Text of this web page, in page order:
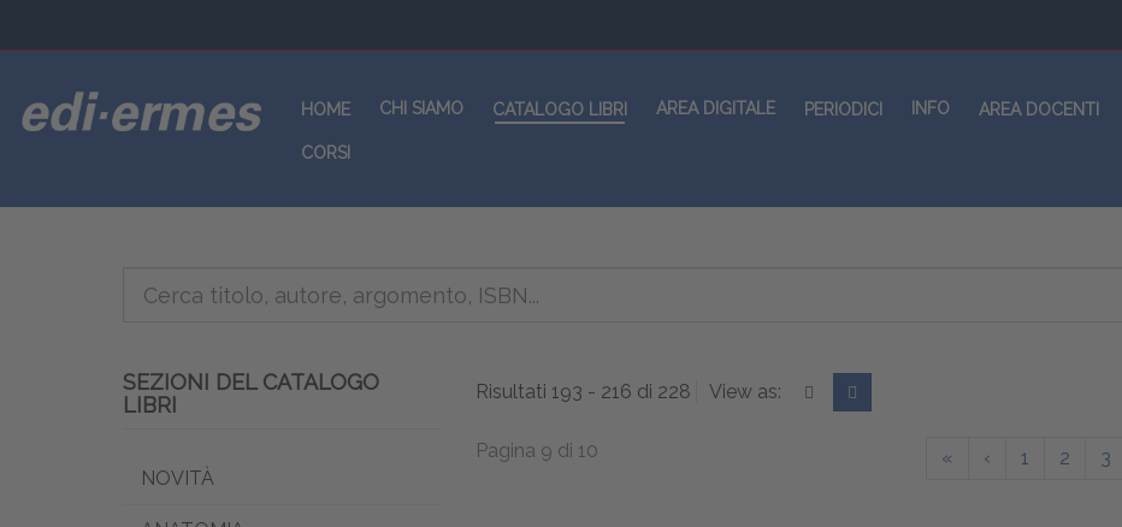
HOME CHI SIAMO CATALOGO LIBRI AREA DIGITALE PERIODICI INFO AREA DOCENTI
CORSI
Risultati 193 - 216 di 228 View as:
Pagina 9 di 10 « ‹ 1 2 3
SEZIONI DEL CATALOGO
LIBRI
NOVITÀ